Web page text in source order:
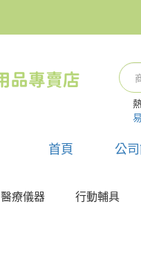
易
首頁 公
醫療儀器 行動輔具